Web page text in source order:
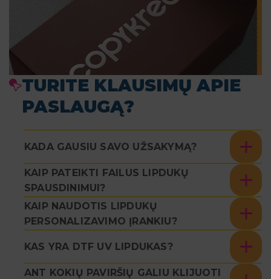
TURITE KLAUSIMŲ APIE
PASLAUGĄ?
KADA GAUSIU SAVO UŽSAKYMĄ?
KAIP PATEIKTI FAILUS LIPDUKŲ
SPAUSDINIMUI?
KAIP NAUDOTIS LIPDUKŲ
PERSONALIZAVIMO ĮRANKIU?
KAS YRA DTF UV LIPDUKAS?
ANT KOKIŲ PAVIRŠIŲ GALIU KLIJUOTI